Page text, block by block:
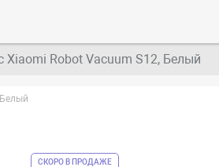
Xiaomi Robot Vacuum S12, Белый
СКОРО В ПРОДАЖЕ